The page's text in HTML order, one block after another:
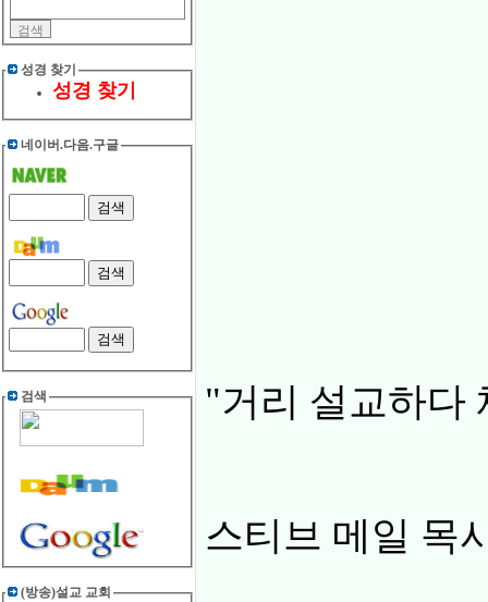
성경 찾기
성경 찾기
네이버.다음.구글
검색
(방송)설교 교회
"거리 설교하다
스티브 메일 목